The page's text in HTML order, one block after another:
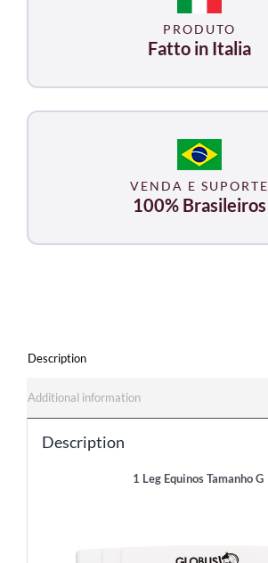
quantity
PRODUTO
Fatto in Italia
VENDA E SUPORTE
100% Brasileiros
Description
Additional information
Description
1 Leg Equinos Tamanho G